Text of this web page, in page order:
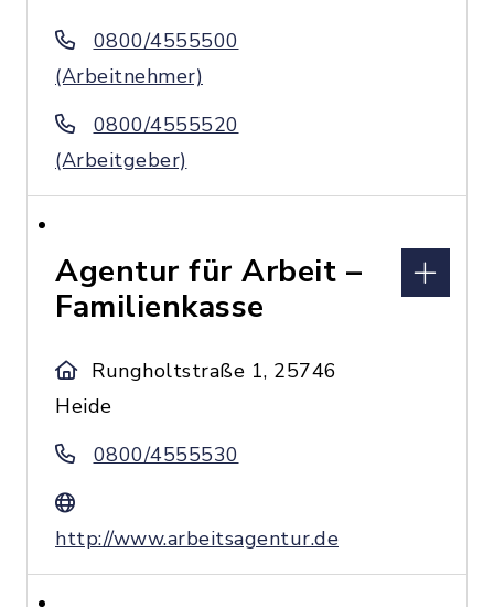
0800/4555500
(Arbeitnehmer)
0800/4555520
(Arbeitgeber)
Agentur für Arbeit –
Familienkasse
Rungholtstraße 1, 25746
Heide
0800/4555530
http://www.arbeitsagentur.de